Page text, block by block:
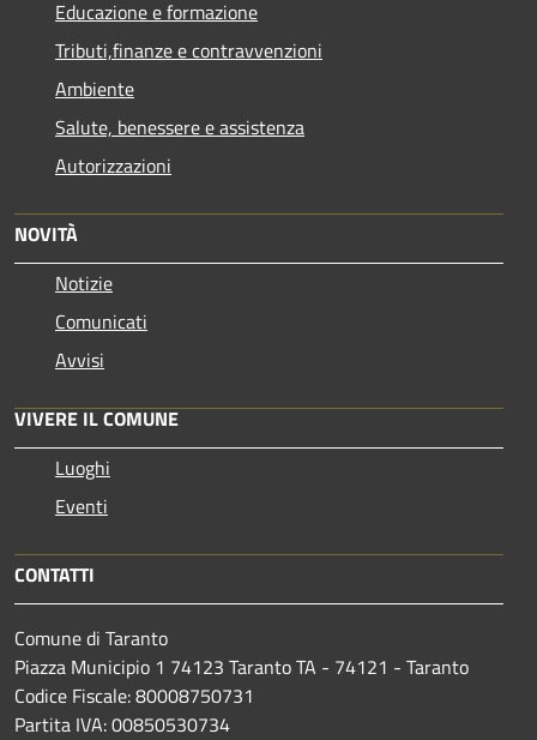
Educazione e formazione
Tributi,finanze e contravvenzioni
Ambiente
Salute, benessere e assistenza
Autorizzazioni
NOVITÀ
Notizie
Comunicati
Avvisi
VIVERE IL COMUNE
Luoghi
Eventi
CONTATTI
Comune di Taranto
Piazza Municipio 1 74123 Taranto TA - 74121 - Taranto
Codice Fiscale: 80008750731
Partita IVA: 00850530734